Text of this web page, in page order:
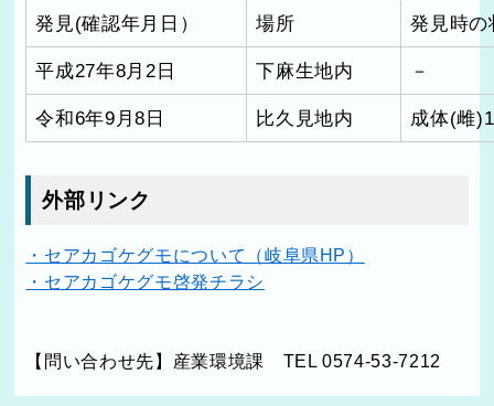
発見(確認年月日） 場所 発見時の
平成27年8月2日 下麻生地内 －
令和6年9月8日 比久見地内 成体(雌
外部リンク
・セアカゴケグモについて（岐阜県HP）
・セアカゴケグモ啓発チラシ
【問い合わせ先】産業環境課 TEL 0574-53-7212